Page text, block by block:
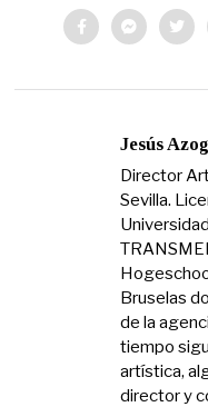
Jesús
Director
Sevilla.
Bruselas
de la
tiempo
artística,
director y